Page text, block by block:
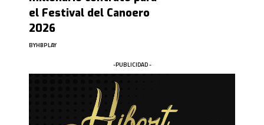
el Festival del Canoero
2026
BYHBPLAY
-PUBLICIDAD -